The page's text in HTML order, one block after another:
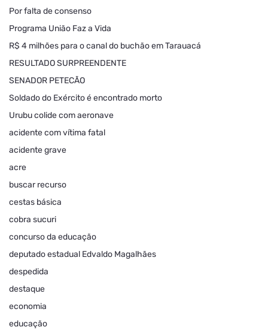
Por falta de consenso
Programa União Faz a Vida
R$ 4 milhões para o canal do buchão em Tarauacá
RESULTADO SURPREENDENTE
SENADOR PETECÃO
Soldado do Exército é encontrado morto
Urubu colide com aeronave
acidente com vítima fatal
acidente grave
acre
buscar recurso
cestas básica
cobra sucuri
concurso da educação
deputado estadual Edvaldo Magalhães
despedida
destaque
economia
educação